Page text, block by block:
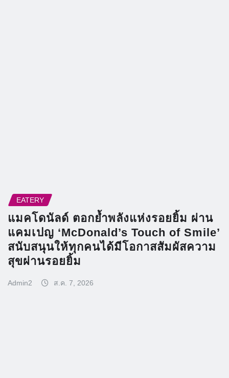
EATERY
แมคโดนัลด์ ตอกย้ำพลังแห่งรอยยิ้ม ผ่าน
แคมเปญ ‘McDonald’s Touch of Smile’
สนับสนุนให้ทุกคนได้มีโอกาสสัมผัสความ
สุขผ่านรอยยิ้ม
Admin2 ส.ค. 7, 2026